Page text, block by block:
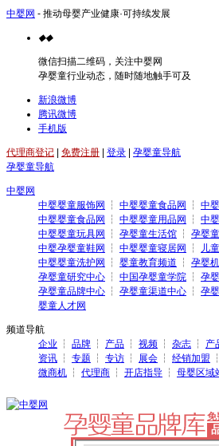
中婴网 - 推动母婴产业健康·可持续发展
◆◆
微信扫描二维码，关注中婴网
孕婴童行业动态，随时随地触手可及
新浪微博
腾讯微博
手机版
代理商登记 免费注册 登录
孕婴童导航
孕婴童导航
中婴网
中婴婴童服饰网
┆ 中婴婴童食品网 ┆ 中
中婴婴童食品网
┆ 中婴婴童用品网 ┆ 中
中婴婴童玩具网
┆ 孕婴童生活馆 ┆ 孕婴
中婴孕婴童鞋网
┆ 中婴婴童寝居网 ┆
儿
中婴婴童洗护网
┆ 婴童教育频道 ┆ 孕婴
孕婴童研究中心 ┆ 中国孕婴童学院 ┆ 孕
孕婴童品牌中心 ┆ 孕婴童渠道中心 ┆ 孕
婴童人才网
频道导航
企业 ┆ 品牌 ┆ 产品 ┆ 视频 ┆ 杂志 ┆ 产
资讯 ┆ 专题 ┆ 专访 ┆ 展会 ┆ 经销加盟 ┆
微商机 ┆ 代理商 ┆ 开店指导 ┆ 母婴区域
免